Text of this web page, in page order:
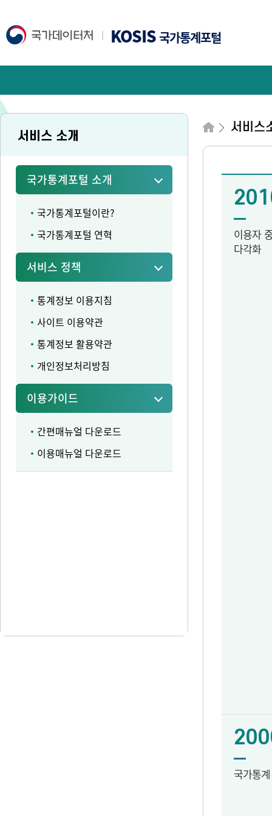
KOSIS국가통계포털
서비스 소개
국가통계포털 소개
국가통계포털이란?
국가통계포털 연혁
서비스 정책
통계정보 이용지침
사이트 이용약관
통계정보 활용약관
개인정보처리방침
이용가이드
간편매뉴얼 다운로드
이용매뉴얼 다운로드
서비스
이용자
다각화
국가통